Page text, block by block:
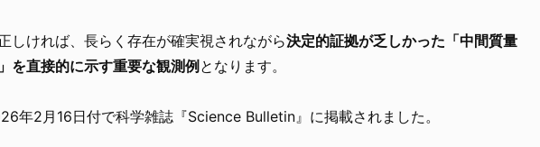
しければ、長らく存在が確実視されながら決定的証拠が乏しかった「中間質量
を直接的に示す重要な観測例となります。
年2月16日付で科学雑誌『Science Bulletin』に掲載されました。